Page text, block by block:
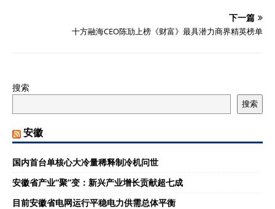
下一篇
十方融海CEO陈劢上榜《财富》最具潜力商界精英榜单
搜索
搜索
安徽
国内首台单核心大冷量稀释制冷机问世
安徽省产业“聚”变：新兴产业增长贡献超七成
目前安徽省电网运行平稳电力供需总体平衡